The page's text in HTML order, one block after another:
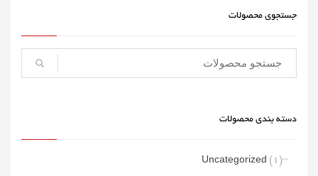
جستجوی محصولات
دسته بندی محصولات
Uncategorized (1)